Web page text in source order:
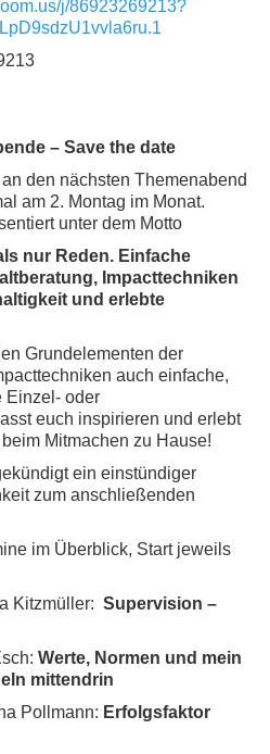
j/86923269213?
– Save the date
den nächsten Themenabend
am 2. Montag im Monat.
unter dem Motto
nur Reden. Einfache
Impacttechniken
und erlebte
Grundelementen der
auch einfache,
Einzel- oder
euch inspirieren und erlebt
Mitmachen zu Hause!
ein einstündiger
zum anschließenden
im Überblick, Start jeweils
Supervision –
Werte, Normen und mein
mittendrin
Pollmann: Erfolgsfaktor